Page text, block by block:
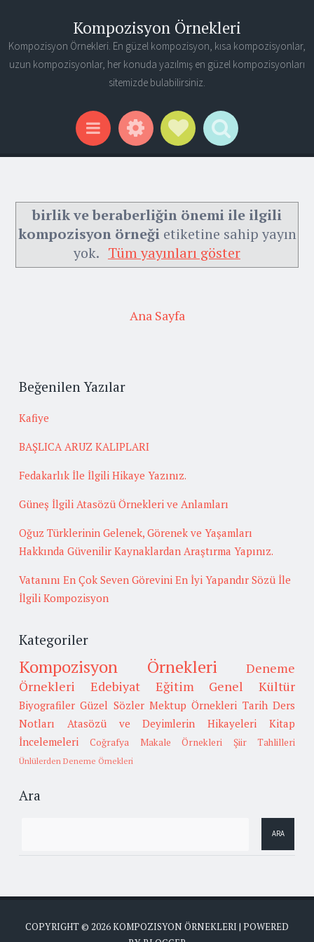
Kompozisyon Örnekleri
Kompozisyon Örnekleri. En güzel kompozisyon, kısa kompozisyonlar,
uzun kompozisyonlar, her konuda yazılmış en güzel kompozisyonları
sitemizde bulabilirsiniz.
Menu WidgetsSocial Links
Search
birlik ve beraberliğin önemi ile ilgili
kompozisyon örneğietiketine sahip yayın
yok. Tüm yayınları göster
Ana Sayfa
Beğenilen Yazılar
Kafiye
BAŞLICA ARUZ KALIPLARI
Fedakarlık İle İlgili Hikaye Yazınız.
Güneş İlgili Atasözü Örnekleri ve Anlamları
Oğuz Türklerinin Gelenek, Görenek ve Yaşamları
Hakkında Güvenilir Kaynaklardan Araştırma Yapınız.
Vatanını En Çok Seven Görevini En İyi Yapandır Sözü İle
İlgili Kompozisyon
Kategoriler
Kompozisyon Örnekleri
Deneme
Örnekleri
Edebiyat Eğitim Genel Kültür
Biyografiler Güzel Sözler Mektup Örnekleri Tarih Ders
Notları
Atasözü ve Deyimlerin Hikayeleri
Kitap
İncelemeleri
Coğrafya Makale Örnekleri Şiir Tahlilleri
Ünlülerden Deneme Örnekleri
Ara
COPYRIGHT © 2026KOMPOZISYON ÖRNEKLERI | POWERED